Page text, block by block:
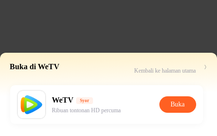
Buka di WeTV Kembali ke halaman utama
WeTV Syor
Ribuan tontonan HD percuma
Buka